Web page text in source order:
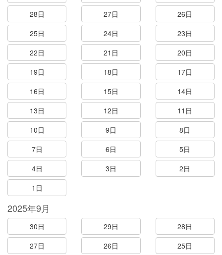
28日
27日
26日
25日
24日
23日
22日
21日
20日
19日
18日
17日
16日
15日
14日
13日
12日
11日
10日
9日
8日
7日
6日
5日
4日
3日
2日
1日
2025年9月
30日 29日
28日
27日
26日
25日